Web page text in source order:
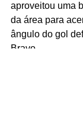
aproveitou uma
da área para
ângulo do gol
Bravo.